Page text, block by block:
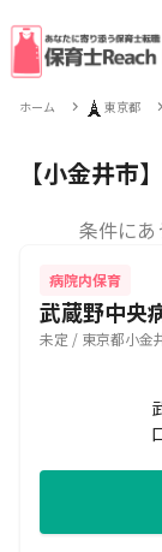
ホーム 🗼 東京都
【小金井市
条件にあ
病院内保育
武蔵野中央
未定 / 東京都小金